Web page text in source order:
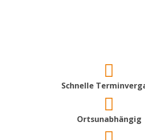
Schnelle
Ortsunabhängig